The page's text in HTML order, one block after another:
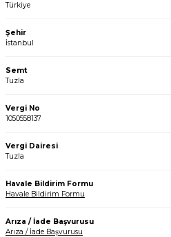
Türkiye
Şehir
İstanbul
Semt
Tuzla
Vergi No
1050558137
Vergi Dairesi
Tuzla
Havale Bildirim Formu
Havale Bildirim Formu
Arıza / İade Başvurusu
Arıza / İade Başvurusu